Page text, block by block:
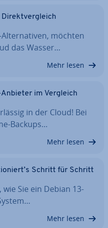
möchten
das Wasser…
Mehr lesen
im Vergleich
in der Cloud! Bei
Backups…
Mehr lesen
Schritt für Schritt
Sie ein Debian 13-
Mehr lesen